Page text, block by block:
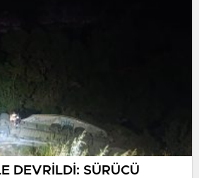
DEVRİLDİ: SÜRÜCÜ